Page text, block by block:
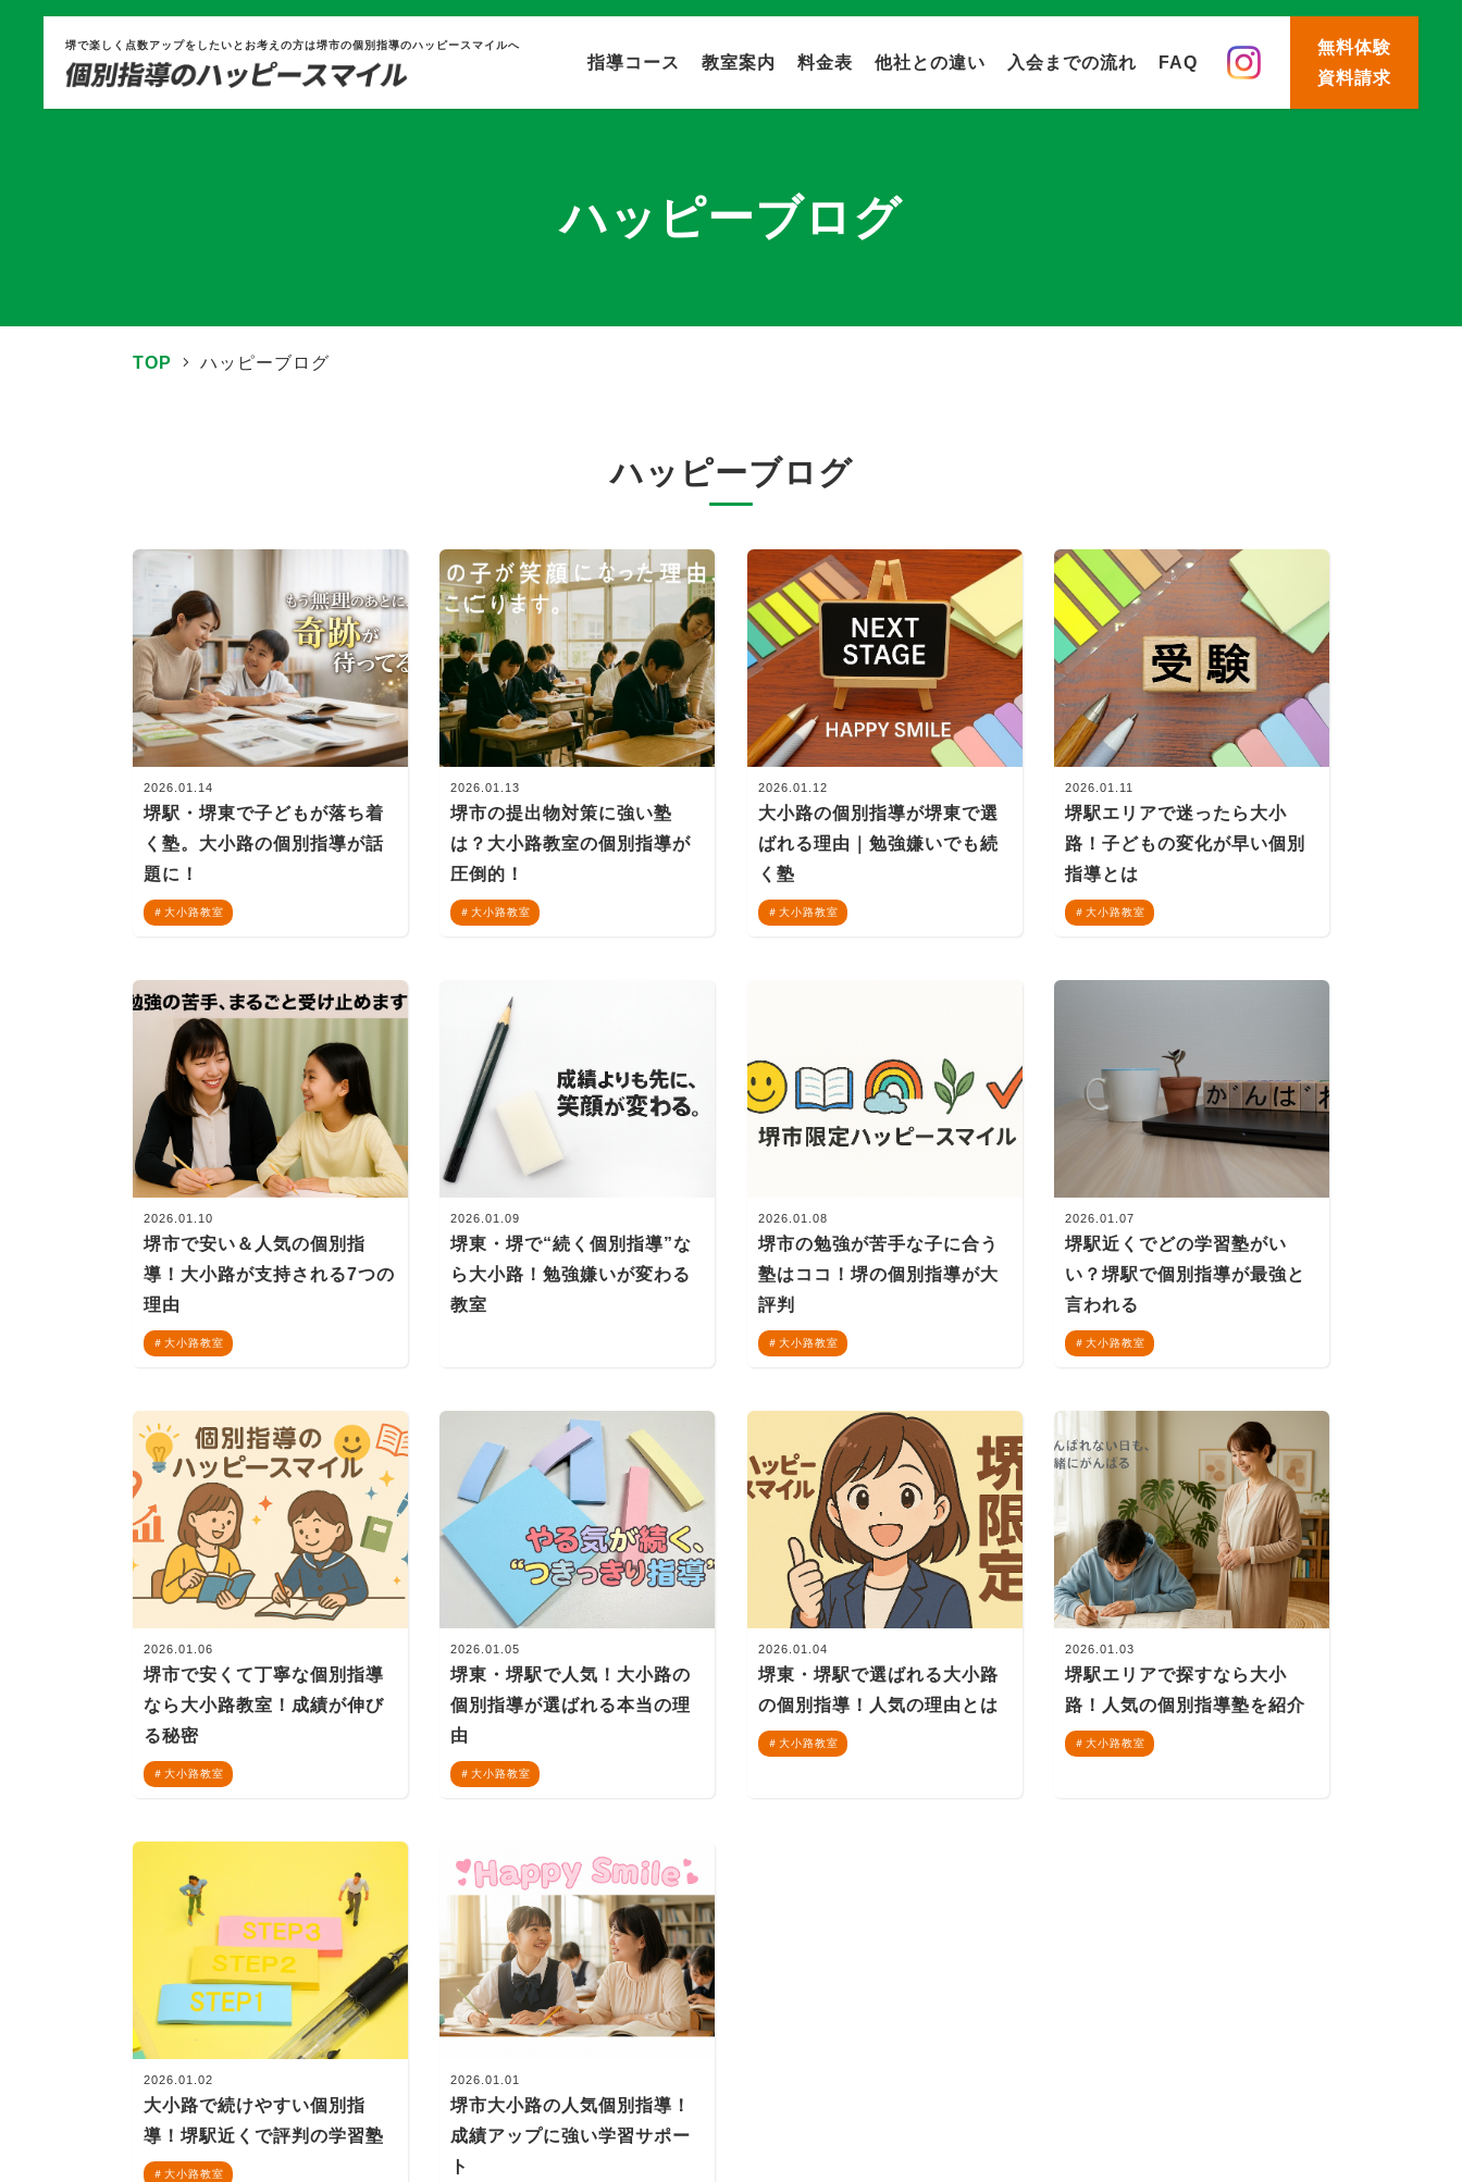
堺で楽しく点数アップをしたいとお考えの方は堺市の個別指導のハッピースマイルへ
指導コース 教室案内 料金表 他社との違い 入会までの流れ FAQ
無料体験
資料請求
ハッピーブログ
TOP ハッピーブログ
ハッピーブログ
2026.01.14
堺駅・堺東で子どもが落ち着
く塾。大小路の個別指導が話
題に！
大小路教室
2026.01.13
堺市の提出物対策に強い塾
は？大小路教室の個別指導が
圧倒的！
大小路教室
2026.01.12
大小路の個別指導が堺東で選
ばれる理由｜勉強嫌いでも続
く塾
大小路教室
2026.01.11
堺駅エリアで迷ったら大小
路！子どもの変化が早い個別
指導とは
大小路教室
2026.01.10
堺市で安い＆人気の個別指
導！大小路が支持される7つの
理由
大小路教室
2026.01.09
堺東・堺で“続く個別指導”な
ら大小路！勉強嫌いが変わる
教室
2026.01.08
堺市の勉強が苦手な子に合う
塾はココ！堺の個別指導が大
評判
大小路教室
2026.01.07
堺駅近くでどの学習塾がい
い？堺駅で個別指導が最強と
言われる
大小路教室
2026.01.06
堺市で安くて丁寧な個別指導
なら大小路教室！成績が伸び
る秘密
大小路教室
2026.01.05
堺東・堺駅で人気！大小路の
個別指導が選ばれる本当の理
由
大小路教室
2026.01.04
堺東・堺駅で選ばれる大小路
の個別指導！人気の理由とは
大小路教室
2026.01.03
堺駅エリアで探すなら大小
路！人気の個別指導塾を紹介
大小路教室
2026.01.02
大小路で続けやすい個別指
導！堺駅近くで評判の学習塾
大小路教室
2026.01.01
堺市大小路の人気個別指導！
成績アップに強い学習サポー
ト